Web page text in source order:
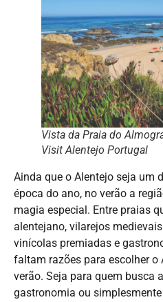
Vista da Praia do
Visit Alentejo Portugal
Ainda que o Alentejo seja um
época do ano, no verão a
magia especial. Entre praias
alentejano, vilarejos
vinícolas premiadas e
faltam razões para escolher o
verão. Seja para quem busca
gastronomia ou